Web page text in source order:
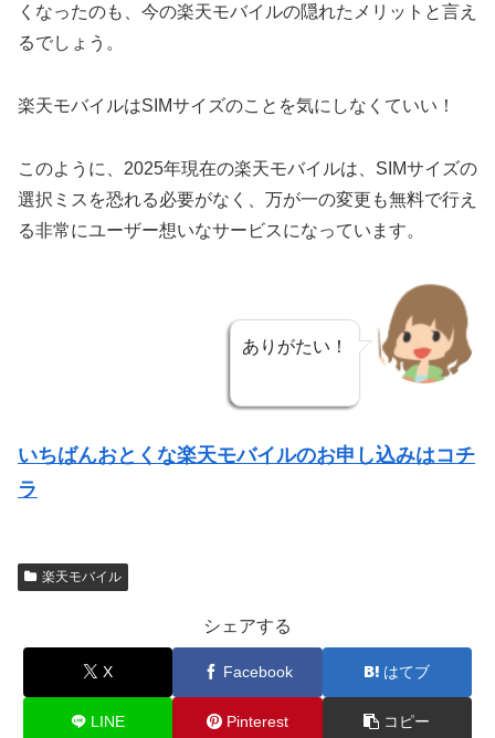
くなったのも、今の楽天モバイルの隠れたメリットと言え
るでしょう。
楽天モバイルはSIMサイズのことを気にしなくていい！
このように、2025年現在の楽天モバイルは、SIMサイズの
選択ミスを恐れる必要がなく、万が一の変更も無料で行え
る非常にユーザー想いなサービスになっています。
ありがたい！
いちばんおとくな楽天モバイルのお申し込みはコチ
ラ
楽天モバイル
シェアする
X Facebook はてブ
LINE Pinterest コピー